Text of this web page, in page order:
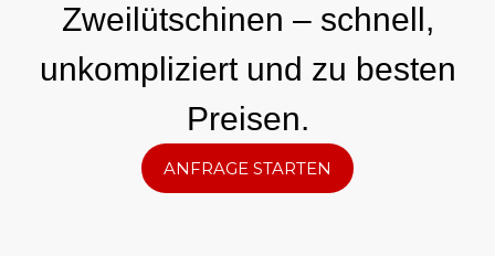
Zweilütschinen – schnell,
unkompliziert und zu besten
Preisen.
ANFRAGE STARTEN